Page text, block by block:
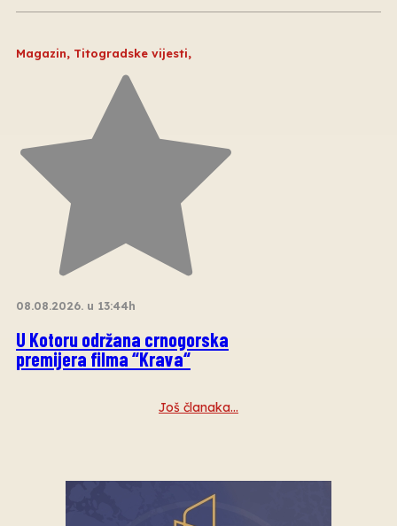
Magazin, Titogradske vijesti,
08.08.2026. u 13:44h
U Kotoru održana crnogorska
premijera filma “Krava“
Još članaka…